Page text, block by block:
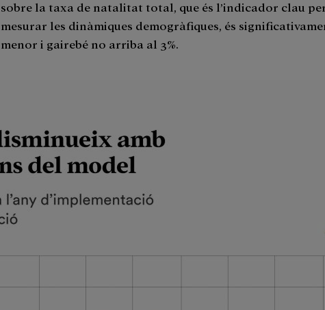
sobre la taxa de natalitat total, que és l’indicador clau
mesurar les dinàmiques demogràfiques, és
menor i gairebé no arriba al 3%.